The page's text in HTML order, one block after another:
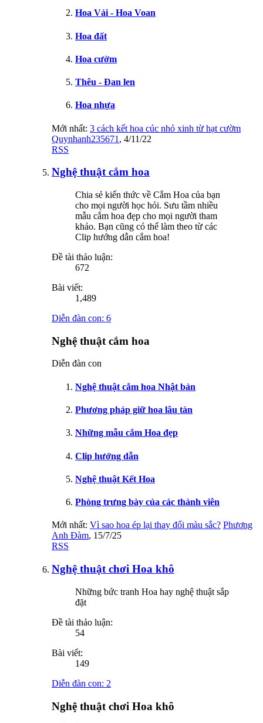
Hoa Vải - Hoa Voan
Hoa đất
Hoa cườm
Thêu - Đan len
Hoa nhựa
Mới nhất: 3 cách kết hoa cúc nhỏ xinh từ hạt cườm
Quynhanh235671 , 4/11/22
RSS
Nghệ thuật cắm hoa
Chia sẻ kiến thức về Cắm Hoa của bạn
cho mọi người học hỏi. Sưu tầm nhiều
mẫu cắm hoa đẹp cho mọi người tham
khảo. Bạn cũng có thể làm theo từ các
Clip hướng dẫn cắm hoa!
Đề tài thảo luận:
672
Bài viết:
1,489
Diễn đàn con: 6
Nghệ thuật cắm hoa
Diễn đàn con
Nghệ thuật cắm hoa Nhật bản
Phương pháp giữ hoa lâu tàn
Những mẫu cắm Hoa đẹp
Clip hướng dẫn
Nghệ thuật Kết Hoa
Phòng trưng bày của các thành viên
Mới nhất: Vì sao hoa ép lại thay đổi màu sắc? Phương
Anh Đàm, 15/7/25
RSS
Nghệ thuật chơi Hoa khô
Những bức tranh Hoa hay nghệ thuật sắp
đặt
Đề tài thảo luận:
54
Bài viết:
149
Diễn đàn con: 2
Nghệ thuật chơi Hoa khô